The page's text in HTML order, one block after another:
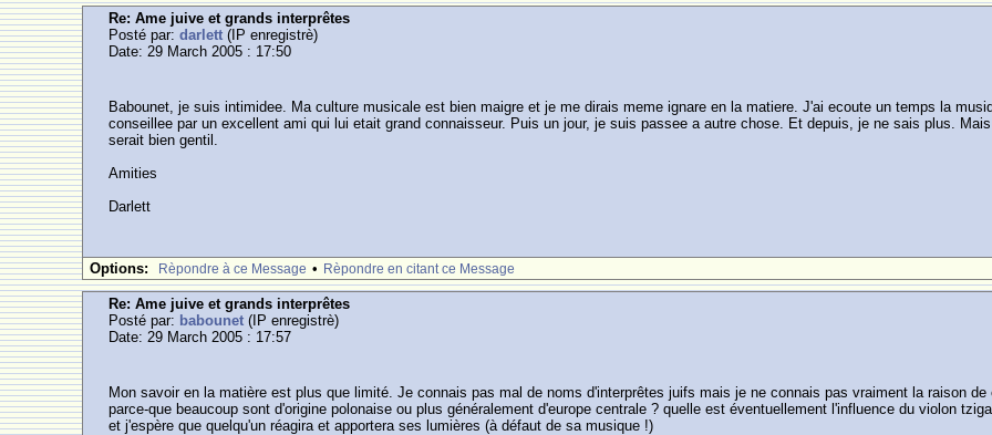
Re: Ame juive et grands interprêtes
Posté par:darlett (IP enregistrè)
Date: 29 March 2005 : 17:50
Babounet, je suis intimidee. Ma culture musicale est bien maigre et je me dirais meme ignare en la matiere. J'ai ecoute un temps la
conseillee par un excellent ami qui lui etait grand connaisseur. Puis un jour, je suis passee a autre chose. Et depuis, je ne sais plus.
serait bien gentil.
Amities
Darlett
Options: Rèpondre à ce Message • Rèpondre en citant ce Message
Re: Ame juive et grands interprêtes
Posté par: babounet (IP enregistrè)
Date: 29 March 2005 : 17:57
Mon savoir en la matière est plus que limité. Je connais pas mal de noms d'interprêtes juifs mais je ne connais pas vraiment la raison
parce-que beaucoup sont d'origine polonaise ou plus généralement d'europe centrale ? quelle est éventuellement l'influence du violon
et j'espère que quelqu'un réagira et apportera ses lumières (à défaut de sa musique !)